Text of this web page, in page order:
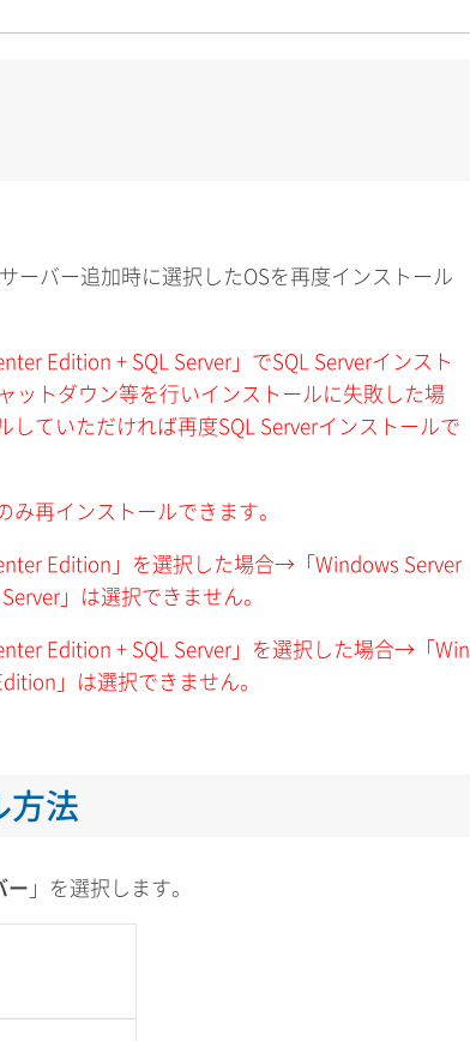
ーバー追加時に選択したOSを再度インストール
Edition + SQL Server」でSQL Serverインスト
ットダウン等を行いインストールに失敗した場
していただければ再度SQL Serverインストールで
再インストールできます。
Edition」を選択した場合→「Windows Server
」は選択できません。
Edition + SQL Server」を選択した場合→「Win
」は選択できません。
方法
ー 」を選択します。